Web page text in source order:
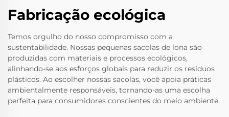
Fabricação ecológica
Temos orgulho do nosso compromisso com a
sustentabilidade. Nossas pequenas sacolas de lona são
produzidas com materiais e processos ecológicos,
alinhando-se aos esforços globais para reduzir os resíduos
plásticos. Ao escolher nossas sacolas, você apoia práticas
ambientalmente responsáveis, tornando-as uma escolha
perfeita para consumidores conscientes do meio ambiente.